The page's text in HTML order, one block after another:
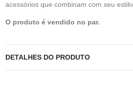
acessórios que combinam com seu estilo.
O produto é vendido no par.
DETALHES DO PRODUTO